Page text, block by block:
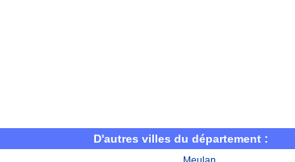
D'autres villes du département :